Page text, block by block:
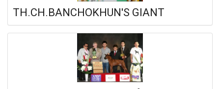
TH.CH.BANCHOKHUN'S GIANT